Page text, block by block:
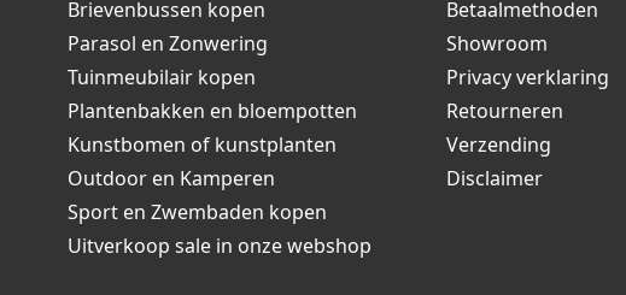
Brievenbussen kopen
Parasol en Zonwering
Tuinmeubilair kopen
Plantenbakken en bloempotten
Kunstbomen of kunstplanten
Outdoor en Kamperen
Sport en Zwembaden kopen
Uitverkoop sale in onze webshop
Betaalmethoden
Showroom
Privacy verklaring
Retourneren
Verzending
Disclaimer